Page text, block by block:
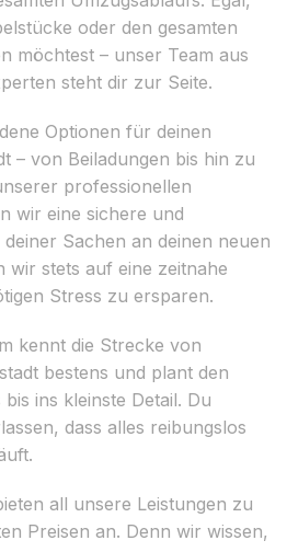
oder den gesamten
möchtest – unser Team aus
steht dir zur Seite.
Optionen für deinen
– von Beiladungen bis hin zu
professionellen
wir eine sichere und
Sachen an deinen neuen
wir stets auf eine zeitnahe
Stress zu ersparen.
kennt die Strecke von
bestens und plant den
ins kleinste Detail. Du
dass alles reibungslos
all unsere Leistungen zu
Preisen an. Denn wir wissen,